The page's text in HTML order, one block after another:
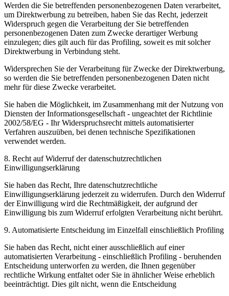
Werden die Sie betreffenden personenbezogenen Daten verarbeitet,
um Direktwerbung zu betreiben, haben Sie das Recht, jederzeit
Widerspruch gegen die Verarbeitung der Sie betreffenden
personenbezogenen Daten zum Zwecke derartiger Werbung
einzulegen; dies gilt auch für das Profiling, soweit es mit solcher
Direktwerbung in Verbindung steht.
Widersprechen Sie der Verarbeitung für Zwecke der Direktwerbung,
so werden die Sie betreffenden personenbezogenen Daten nicht
mehr für diese Zwecke verarbeitet.
Sie haben die Möglichkeit, im Zusammenhang mit der Nutzung von
Diensten der Informationsgesellschaft - ungeachtet der Richtlinie
2002/58/EG - Ihr Widerspruchsrecht mittels automatisierter
Verfahren auszuüben, bei denen technische Spezifikationen
verwendet werden.
8. Recht auf Widerruf der datenschutzrechtlichen
Einwilligungserklärung
Sie haben das Recht, Ihre datenschutzrechtliche
Einwilligungserklärung jederzeit zu widerrufen. Durch den Widerruf
der Einwilligung wird die Rechtmäßigkeit, der aufgrund der
Einwilligung bis zum Widerruf erfolgten Verarbeitung nicht berührt.
9. Automatisierte Entscheidung im Einzelfall einschließlich Profiling
Sie haben das Recht, nicht einer ausschließlich auf einer
automatisierten Verarbeitung - einschließlich Profiling - beruhenden
Entscheidung unterworfen zu werden, die Ihnen gegenüber
rechtliche Wirkung entfaltet oder Sie in ähnlicher Weise erheblich
beeinträchtigt. Dies gilt nicht, wenn die Entscheidung